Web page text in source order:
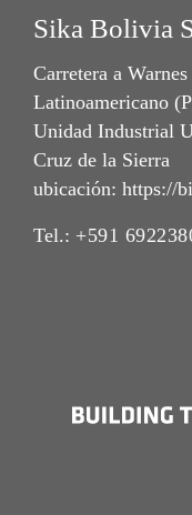
Sika Bolivia
Carretera a
Latinoamericano
Unidad Industrial
Cruz de la Sierra
ubicación: https://
Tel.: +591